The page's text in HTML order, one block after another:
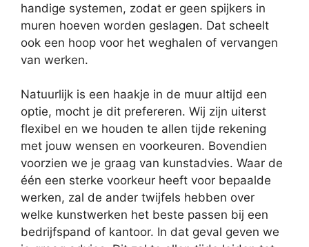
handige systemen, zodat er geen spijkers in
muren hoeven worden geslagen. Dat scheelt
ook een hoop voor het weghalen of vervangen
van werken.
Natuurlijk is een haakje in de muur altijd een
optie, mocht je dit prefereren. Wij zijn uiterst
flexibel en we houden te allen tijde rekening
met jouw wensen en voorkeuren. Bovendien
voorzien we je graag van kunstadvies. Waar de
één een sterke voorkeur heeft voor bepaalde
werken, zal de ander twijfels hebben over
welke kunstwerken het beste passen bij een
bedrijfspand of kantoor. In dat geval geven we